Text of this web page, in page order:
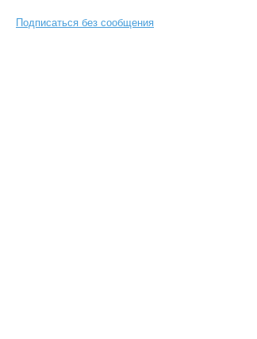
Подписаться без сообщения